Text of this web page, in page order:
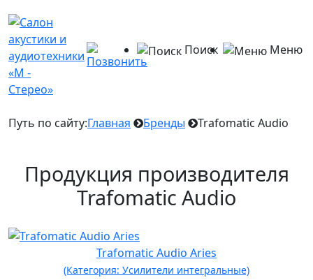
Меню
Поиск
Путь по сайту:Главная Бренды Trafomatic Audio
Продукция производителя
Trafomatic Audio
Trafomatic Audio Aries
(Категория: Усилители интегральные)